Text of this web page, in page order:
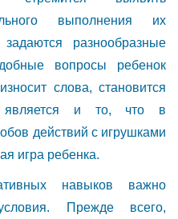
выполнения их
разнообразные
вопросы ребенок
слова, становится
является и то, что в
действий с игрушками
игра ребенка.
навыков важно
Прежде всего,